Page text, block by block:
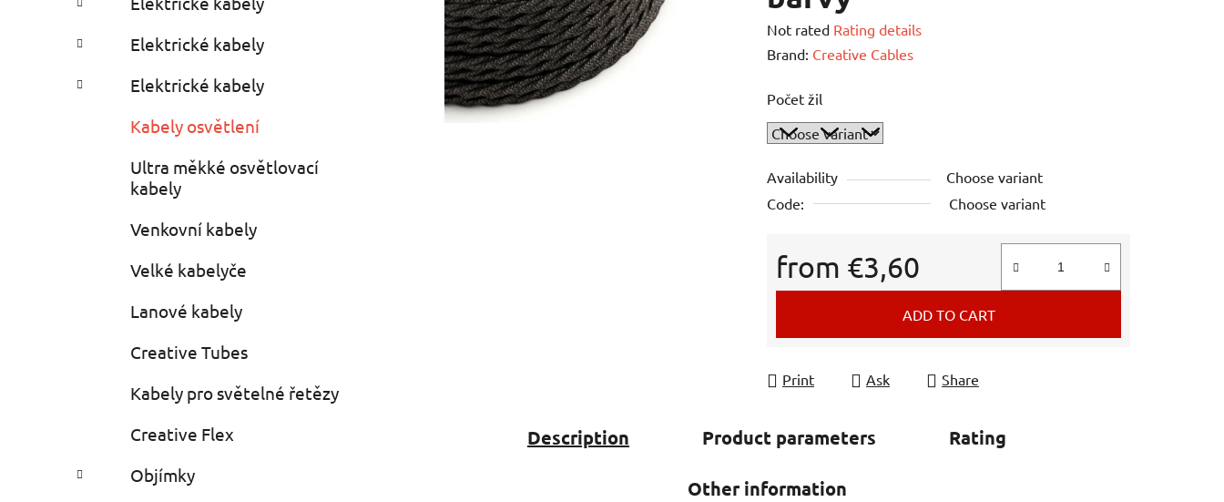
r
i
s
Elektrické kabely
Elektrické kabely
Kabely osvětlení
Ultra měkké osvětlovací
kabely
Venkovní kabely
Velké kabelyče
Lanové kabely
Creative Tubes
Kabely pro světelné řetězy
Creative Flex
Objímky
The
average
rating
is
out
of
Not rated Rating details
Brand: Creative Cables
Počet žil
Availability
Choose variant
Code:
Choose variant
from €3,60
Measure price:
ADD TO CART
Print Ask Share
Description Product parameters Rating
Other information